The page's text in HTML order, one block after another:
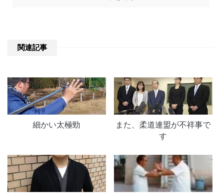
関連記事
細かい太極勁
また、柔道連盟が不祥事で
す